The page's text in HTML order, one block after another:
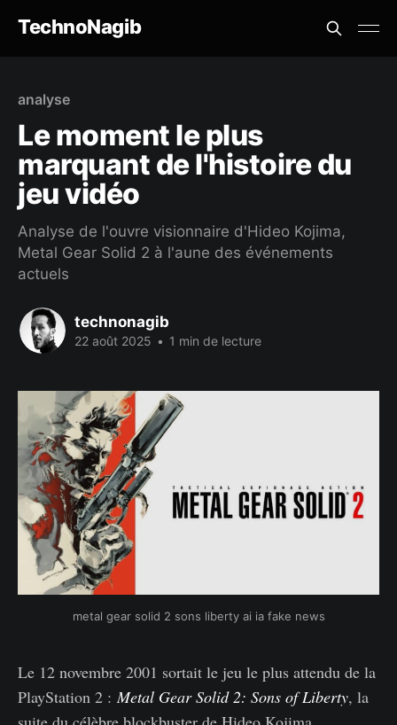
TechnoNagib
analyse
Le moment le plus
marquant de l'histoire du
jeu vidéo
Analyse de l'ouvre visionnaire d'Hideo Kojima,
Metal Gear Solid 2 à l'aune des événements
actuels
technonagib
22 août 2025 • 1 min de lecture
metal gear solid 2 sons liberty ai ia fake news
Le 12 novembre 2001 sortait le jeu le plus attendu de la
PlayStation 2 :Metal Gear Solid 2: Sons of Liberty, la